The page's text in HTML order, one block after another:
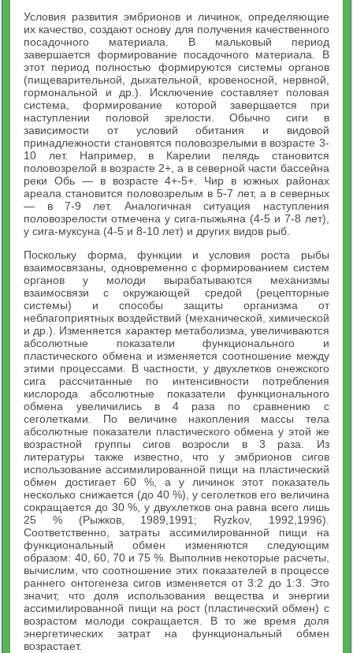
Условия развития эмбрионов и личинок, определяющие
их качество, создают основу для получения качественного
посадочного материала. В мальковый период
завершается формирование посадочного материала. В
этот период полностью формируются системы органов
(пищеварительной, дыхательной, кровеносной, нервной,
гормональной и др.). Исключение составляет половая
система, формирование которой завершается при
наступлении половой зрелости. Обычно сиги в
зависимости от условий обитания и видовой
принадлежности становятся половозрелыми в возрасте 3-
10 лет. Например, в Карелии пелядь становится
половозрелой в возрасте 2+, а в северной части бассейна
реки Обь — в возрасте 4+-5+. Чир в южных районах
ареала становится половозрелым в 5-7 лет, а в северных
— в 7-9 лет. Аналогичная ситуация наступления
половозрелости отмечена у сига-пыжьяна (4-5 и 7-8 лет),
у сига-муксуна (4-5 и 8-10 лет) и других видов рыб.
Поскольку форма, функции и условия роста рыбы
взаимосвязаны, одновременно с формированием систем
органов у молоди вырабатываются механизмы
взаимосвязи с окружающей средой (рецепторные
системы) и способы защиты организма от
неблагоприятных воздействий (механической, химической
и др.). Изменяется характер метаболизма, увеличиваются
абсолютные показатели функционального и
пластического обмена и изменяется соотношение между
этими процессами. В частности, у двухлетков онежского
сига рассчитанные по интенсивности потребления
кислорода абсолютные показатели функционального
обмена увеличились в 4 раза по сравнению с
сеголетками. По величине накопления массы тела
абсолютные показатели пластического обмена у этой же
возрастной группы сигов возросли в 3 раза. Из
литературы также известно, что у эмбрионов сигов
использование ассимилированной пищи на пластический
обмен достигает 60 %, а у личинок этот показатель
несколько снижается (до 40 %), у сеголетков его величина
сокращается до 30 %, у двухлетков она равна всего лишь
25 % (Рыжков, 1989,1991; Ryzkov, 1992,1996).
Соответственно, затраты ассимилированной пищи на
функциональный обмен изменяются следующим
образом: 40, 60, 70 и 75 %. Выполнив некоторые расчеты,
вычислим, что соотношение этих показателей в процессе
раннего онтогенеза сигов изменяется от 3:2 до 1:3. Это
значит, что доля использования вещества и энергии
ассимилированной пищи на рост (пластический обмен) с
возрастом молоди сокращается. В то же время доля
энергетических затрат на функциональный обмен
возрастает.